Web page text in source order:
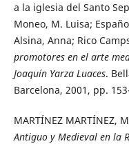
a la iglesia del Santo
Moneo, M. Luisa;
Alsina, Anna; Rico
promotores en el arte
Joaquín Yarza Luaces.
Barcelona, 2001, pp.
MARTÍNEZ MARTÍNEZ,
Antiguo y Medieval en la